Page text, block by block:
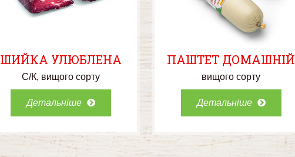
ШИЙКА УЛЮБЛЕНА
С/К вищого сорту
Детальніше
ПАШТЕТ ДОМАШНІЙ
вищого сорту
Детальніше